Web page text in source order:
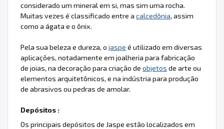
considerado um mineral em si, mas sim uma rocha.
Muitas vezes é classificado entre a calcedônia, assim
como a ágata e o ônix.
Pela sua beleza e dureza, o jaspe é utilizado em diversas
aplicações, notadamente em joalheria para fabricação
de joias, na decoração para criação de objetos de arte ou
elementos arquitetônicos, e na indústria para produção
de abrasivos ou pedras de amolar.
Depósitos :
Os principais depósitos de Jaspe estão localizados em